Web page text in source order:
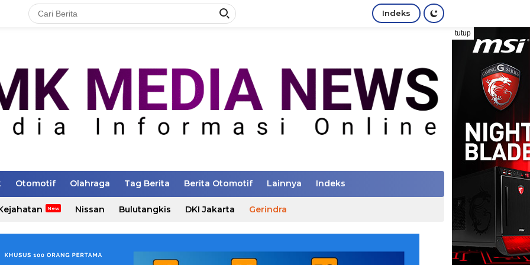
Indeks
tutup
Otomotif Olahraga Tag Berita Berita Otomotif Lainnya Indeks
Nissan Bulutangkis DKI Jakarta Gerindra